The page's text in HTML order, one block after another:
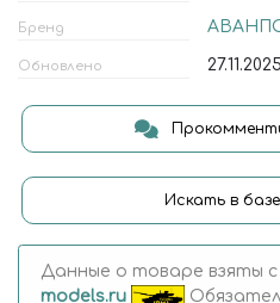
Бренд
Обновлено 27.11.2025
Искать в
Данные о товаре взяты
models.ru